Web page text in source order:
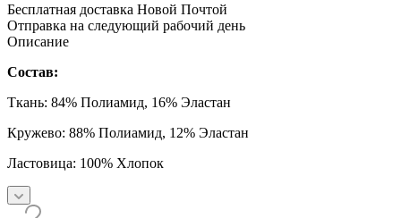
Бесплатная доставка Новой Почтой
Отправка на следующий рабочий день
Описание
Состав:
Ткань: 84% Полиамид, 16% Эластан
Кружево: 88% Полиамид, 12% Эластан
Ластовица: 100% Хлопок